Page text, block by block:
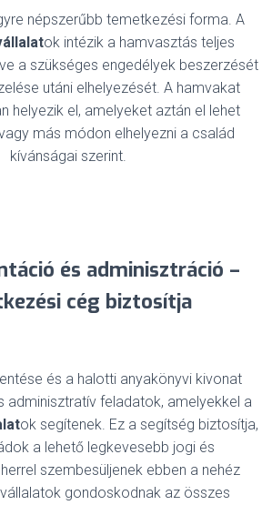
népszerűbb temetkezési forma. A
ok intézik a hamvasztás teljes
a szükséges engedélyek beszerzését
utáni elhelyezését. A hamvakat
helyezik el, amelyeket aztán el lehet
más módon elhelyezni a család
kívánságai szerint.
és adminisztráció –
cég biztosítja
és a halotti anyakönyvi kivonat
adminisztratív feladatok, amelyekkel a
ok segítenek. Ez a segítség biztosítja,
a lehető legkevesebb jogi és
szembesüljenek ebben a nehéz
gondoskodnak az összes